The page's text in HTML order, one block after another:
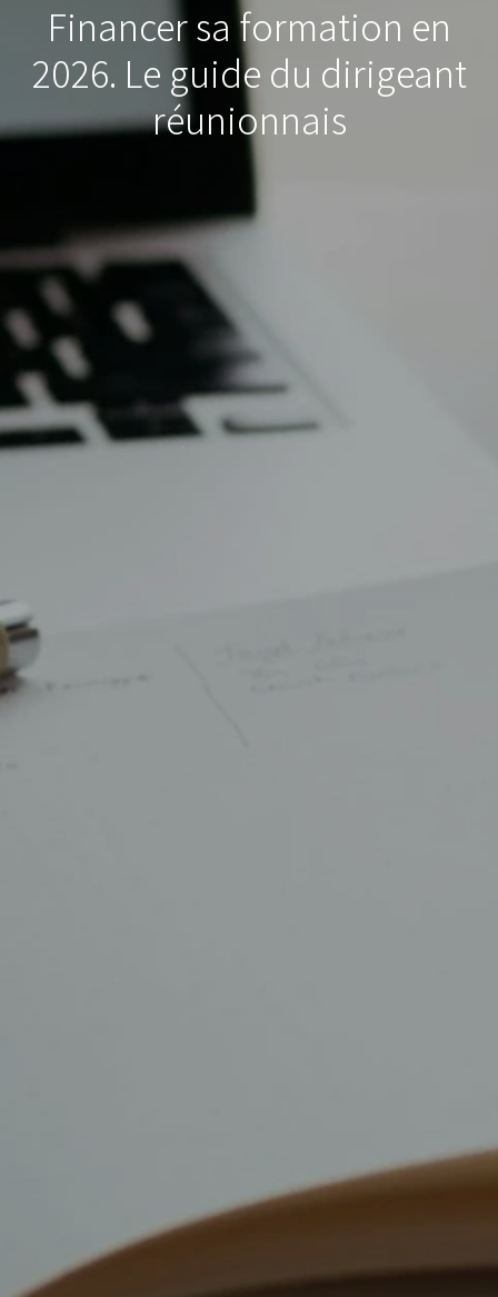
Financer sa formation en
2026. Le guide du dirigeant
réunionnais